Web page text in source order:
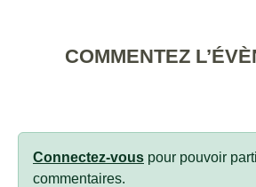
COMMENTEZ
Connectez-vous pour pouvoir
commentaires.